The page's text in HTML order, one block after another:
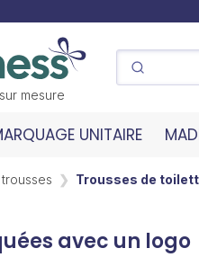
mesure
UNITAIRE
Trousses de
avec un logo